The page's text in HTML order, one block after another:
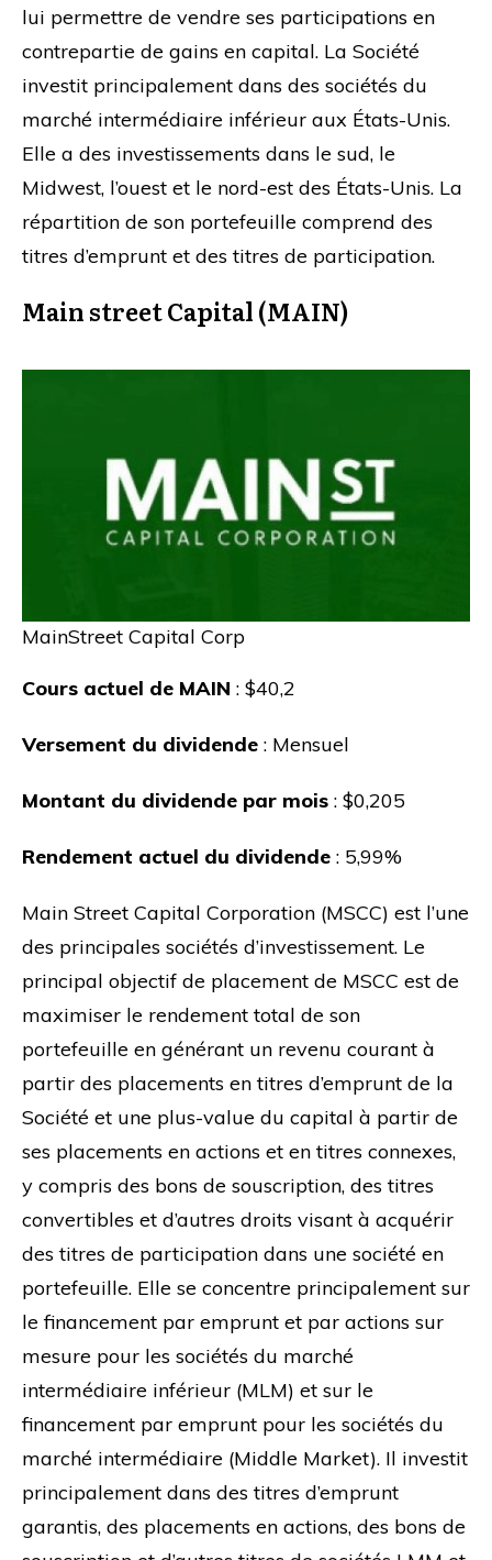
lui permettre de vendre ses participations en
contrepartie de gains en capital. La Société
investit principalement dans des sociétés du
marché intermédiaire inférieur aux États-Unis.
Elle a des investissements dans le sud, le
Midwest, l’ouest et le nord-est des États-Unis. La
répartition de son portefeuille comprend des
titres d’emprunt et des titres de participation.
Main street Capital (MAIN)
MainStreet Capital Corp
Cours actuel de MAIN : $40,2
Versement du dividende : Mensuel
Montant du dividende par mois : $0,205
Rendement actuel du dividende : 5,99%
Main Street Capital Corporation (MSCC) est l’une
des principales sociétés d’investissement. Le
principal objectif de placement de MSCC est de
maximiser le rendement total de son
portefeuille en générant un revenu courant à
partir des placements en titres d’emprunt de la
Société et une plus-value du capital à partir de
ses placements en actions et en titres connexes,
y compris des bons de souscription, des titres
convertibles et d’autres droits visant à acquérir
des titres de participation dans une société en
portefeuille. Elle se concentre principalement sur
le financement par emprunt et par actions sur
mesure pour les sociétés du marché
intermédiaire inférieur (MLM) et sur le
financement par emprunt pour les sociétés du
marché intermédiaire (Middle Market). Il investit
principalement dans des titres d’emprunt
garantis, des placements en actions, des bons de